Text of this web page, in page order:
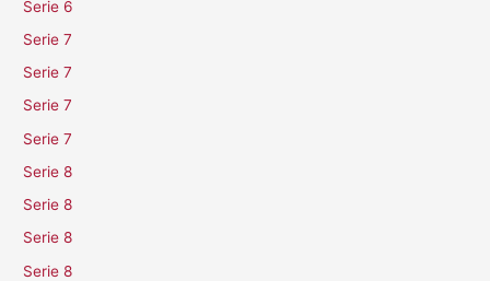
Serie 6
Serie 7
Serie 7
Serie 7
Serie 7
Serie 8
Serie 8
Serie 8
Serie 8